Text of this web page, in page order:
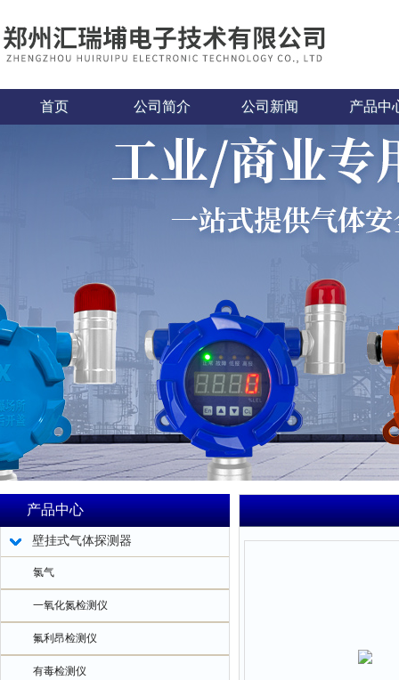
首页 公司简介 公司新闻 产品中
产品中心
壁挂式气体探测器
氯气
一氧化氮检测仪
氟利昂检测仪
有毒检测仪